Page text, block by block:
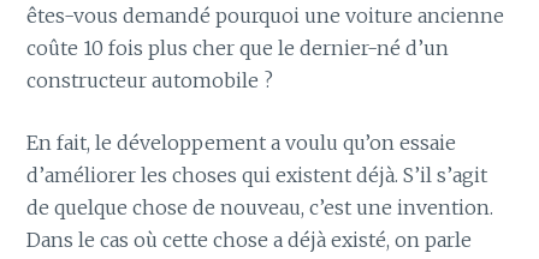
êtes-vous demandé pourquoi une voiture ancienne
coûte 10 fois plus cher que le dernier-né d’un
constructeur automobile ?
En fait, le développement a voulu qu’on essaie
d’améliorer les choses qui existent déjà. S’il s’agit
de quelque chose de nouveau, c’est une invention.
Dans le cas où cette chose a déjà existé, on parle